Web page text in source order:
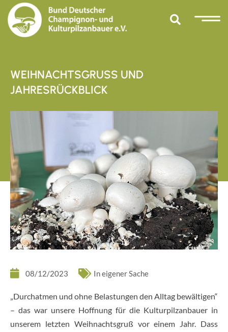
WEIHNACHTSGRUSS UND J
AHRESRÜCKBLICK
08/12/2023 In eigener Sache
„Durchatmen und ohne Belastungen den Alltag bewältigen“
– das war unsere Hoffnung für die Kulturpilzanbauer in
unserem letzten Weihnachtsgruß vor einem Jahr. Dass